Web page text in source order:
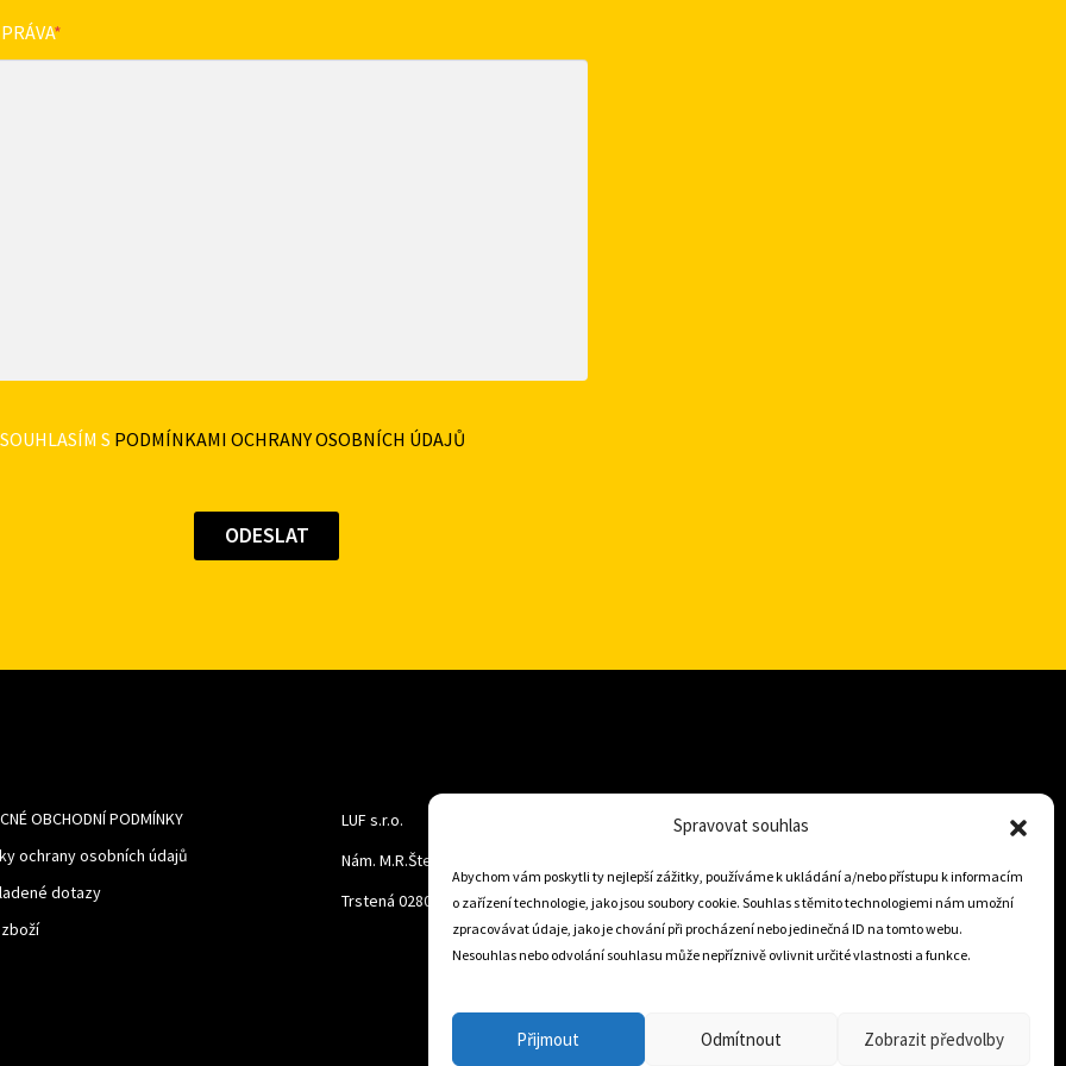
Spravovat souhlas
Abychom vám poskytli ty nejlepší zážitky, používáme k ukládání a/nebo přístupu k informacím
o zařízení technologie, jako jsou soubory cookie. Souhlas s těmito technologiemi nám umožní
zpracovávat údaje, jako je chování při procházení nebo jedinečná ID na tomto webu.
Nesouhlas nebo odvolání souhlasu může nepříznivě ovlivnit určité vlastnosti a funkce.
Přijmout Odmítnout Zobrazit předvolby
*
SOUHLASÍM S PODMÍNKAMI OCHRANY OSOBNÍCH ÚDAJŮ
OBCHODNÍ PODMÍNKY
ochrany osobních údajů
dotazy
LUF s.r.o.
Nám. M.R.Štefanika 518,
Trstená 02801
+421 905 806 234
info@dojezdovakola.com
Slovenský Eshop